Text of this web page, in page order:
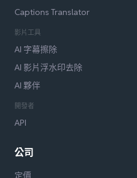
Captions Translator
影片工具
AI 字幕擦除
AI 影片浮水印去除
AI 夥伴
開發者
API
公司
定價